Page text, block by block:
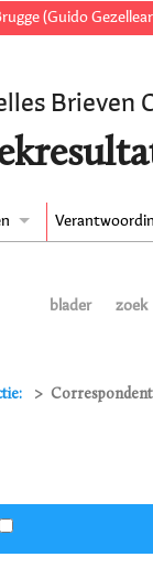
(Guido
Brieven
blader zoek